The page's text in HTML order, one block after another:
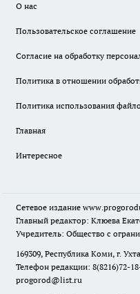
О нас
Пользовательское соглашение
Согласие на обработку
Политика в отношении
Политика использования
Главная
Интересное
Сетевое издание
Главный редактор: Клюева
Учредитель: Общество с
169309, Республика Коми, г.
Телефон редакции: 8(8216)72-
progorod@list.ru